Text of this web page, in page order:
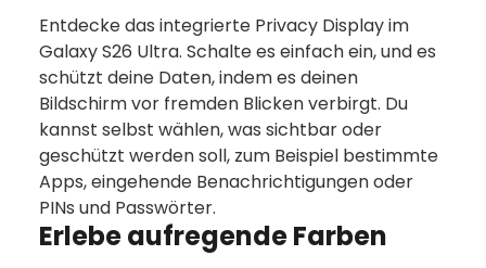
Entdecke das integrierte Privacy Display im
Galaxy S26 Ultra. Schalte es einfach ein, und es
schützt deine Daten, indem es deinen
Bildschirm vor fremden Blicken verbirgt. Du
kannst selbst wählen, was sichtbar oder
geschützt werden soll, zum Beispiel bestimmte
Apps, eingehende Benachrichtigungen oder
PINs und Passwörter.
Erlebe aufregende Farben